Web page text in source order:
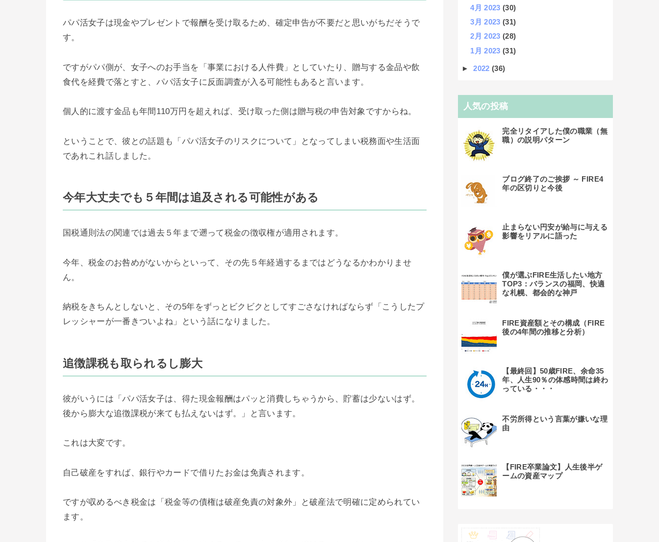
パパ活女子は現金やプレゼントで報酬を受け取るため、確定申告が不要だと思いがちだそうで
す。
ですがパパ側が、女子へのお手当を「事業における人件費」としていたり、贈与する金品や飲
食代を経費で落とすと、パパ活女子に反面調査が入る可能性もあると言います。
個人的に渡す金品も年間110万円を超えれば、受け取った側は贈与税の申告対象ですからね。
ということで、彼との話題も「パパ活女子のリスクについて」となってしまい税務面や生活面
であれこれ話しました。
今年大丈夫でも５年間は追及される可能性がある
国税通則法の関連では過去５年まで遡って税金の徴収権が適用されます。
今年、税金のお咎めがないからといって、その先５年経過するまではどうなるかわかりませ
ん。
納税をきちんとしないと、その5年をずっとビクビクとしてすごさなければならず「こうしたプ
レッシャーが一番きついよね」という話になりました。
追徴課税も取られるし膨大
彼がいうには「パパ活女子は、得た現金報酬はパッと消費しちゃうから、貯蓄は少ないはず。
後から膨大な追徴課税が来ても払えないはず。」と言います。
これは大変です。
自己破産をすれば、銀行やカードで借りたお金は免責されます。
ですが収めるべき税金は「税金等の債権は破産免責の対象外」と破産法で明確に定められてい
ます。
4月 2023(30)
3月 2023(31)
2月 2023(28)
1月 2023(31)
►2022(36)
人気の投稿
完全リタイアした僕の職業（無
職）の説明パターン
ブログ終了のご挨拶 ～ FIRE4
年の区切りと今後
止まらない円安が給与に与える
影響をリアルに語った
僕が選ぶFIRE生活したい地方
TOP3：バランスの福岡、快適
な札幌、都会的な神戸
FIRE資産額とその構成（FIRE
後の4年間の推移と分析）
【最終回】50歳FIRE、余命35
年、人生90％の体感時間は終わ
っている・・・
不労所得という言葉が嫌いな理
由
【FIRE卒業論文】人生後半ゲ
ームの資産マップ